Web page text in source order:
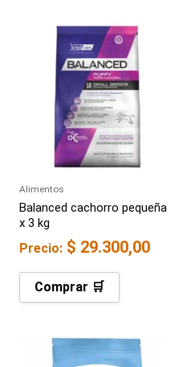
Alimentos
Balanced cachorro pequeña
x 3 kg
Precio: $ 29.300,00
Comprar 🛒